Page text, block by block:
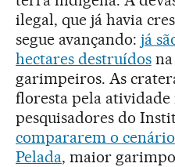
ilegal, que já havia
segue avançando: já
hectares destruídosna
garimpeiros. As
floresta pela atividade
pesquisadores do
compararem o
Pelada, maior